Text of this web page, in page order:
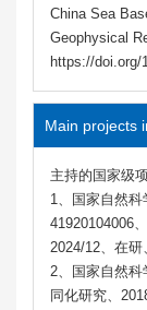
China Sea
Geophysical
https://doi.org/
Main projects
主持的国家级
1、国家自然科
41920104006
2024/12、在研
2、国家自然科
同化研究、